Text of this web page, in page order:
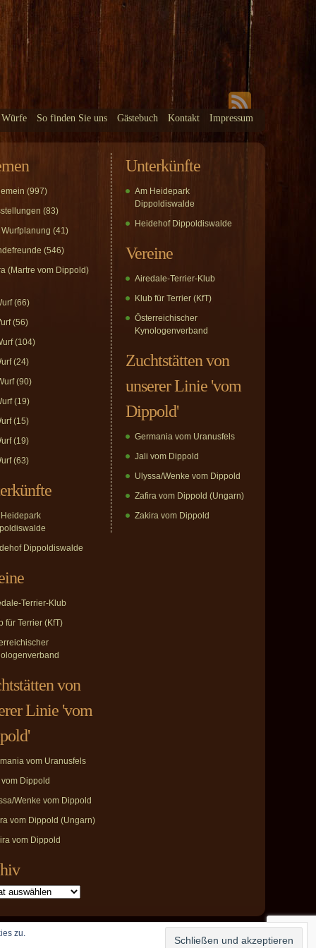
Würfe So finden Sie uns Gästebuch Kontakt Impressum
(997)
(83)
Wurfplanung (41)
(546)
(Martre vom Dippold)
(66)
(56)
(104)
(24)
(90)
(19)
(15)
(19)
(63)
Dippoldiswalde
Terrier-Klub
für Terrier (KfT)
von
Linie 'vom
vom Uranusfels
Dippold
Wenke vom Dippold
vom Dippold (Ungarn)
vom Dippold
Unterkünfte
Am Heidepark
Dippoldiswalde
Heidehof Dippoldiswalde
Vereine
Airedale-Terrier-Klub
Klub für Terrier (KfT)
Österreichischer
Kynologenverband
Zuchtstätten von
unserer Linie 'vom
Dippold'
Germania vom Uranusfels
Jali vom Dippold
Ulyssa/Wenke vom Dippold
Zafira vom Dippold (Ungarn)
Zakira vom Dippold
zu.